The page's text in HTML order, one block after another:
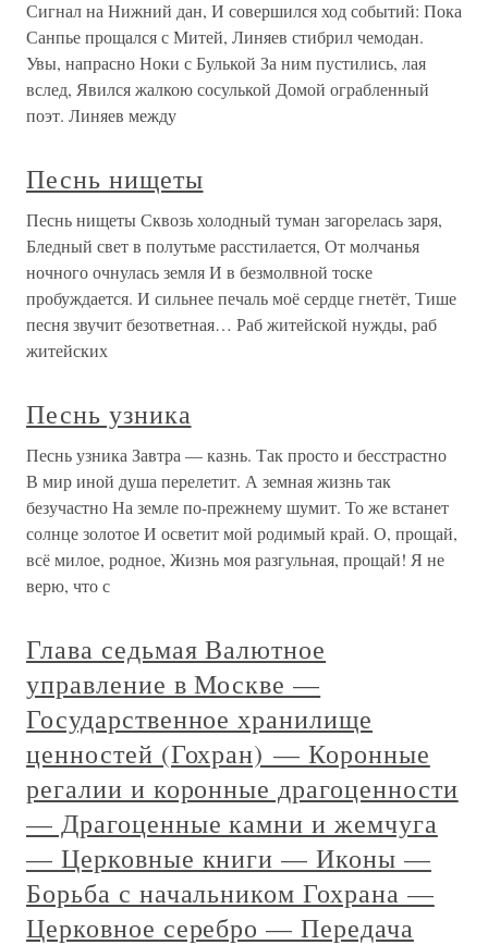
Сигнал на Нижний дан, И совершился ход событий: Пока
Санпье прощался с Митей, Линяев стибрил чемодан.
Увы, напрасно Ноки с Булькой За ним пустились, лая
вслед, Явился жалкою сосулькой Домой ограбленный
поэт. Линяев между
Песнь нищеты
Песнь нищеты Сквозь холодный туман загорелась заря,
Бледный свет в полутьме расстилается, От молчанья
ночного очнулась земля И в безмолвной тоске
пробуждается. И сильнее печаль моё сердце гнетёт, Тише
песня звучит безответная… Раб житейской нужды, раб
житейских
Песнь узника
Песнь узника Завтра — казнь. Так просто и бесстрастно
В мир иной душа перелетит. А земная жизнь так
безучастно На земле по-прежнему шумит. То же встанет
солнце золотое И осветит мой родимый край. О, прощай,
всё милое, родное, Жизнь моя разгульная, прощай! Я не
верю, что с
Глава седьмая Валютное
управление в Москве —
Государственное хранилище
ценностей (Гохран) — Коронные
регалии и коронные драгоценности
— Драгоценные камни и жемчуга
— Церковные книги — Иконы —
Борьба с начальником Гохрана —
Церковное серебро — Передача